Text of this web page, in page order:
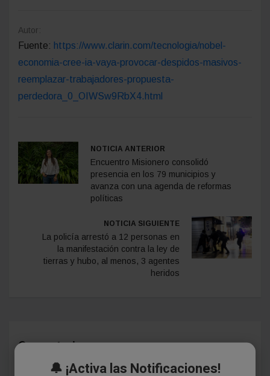
Autor:
Fuente: https://www.clarin.com/tecnologia/nobel-
economia-cree-ia-vaya-provocar-despidos-masivos-
reemplazar-trabajadores-propuesta-
perdedora_0_OIWSw9RbX4.html
NOTICIA ANTERIOR
Encuentro Misionero consolidó
presencia en los 79 municipios y
avanza con una agenda de reformas
políticas
NOTICIA SIGUIENTE
La policía arrestó a 12 personas en
la manifestación contra la ley de
tierras y hubo, al menos, 3 agentes
heridos
Comentarios
🔔 ¡Activa las Notificaciones!